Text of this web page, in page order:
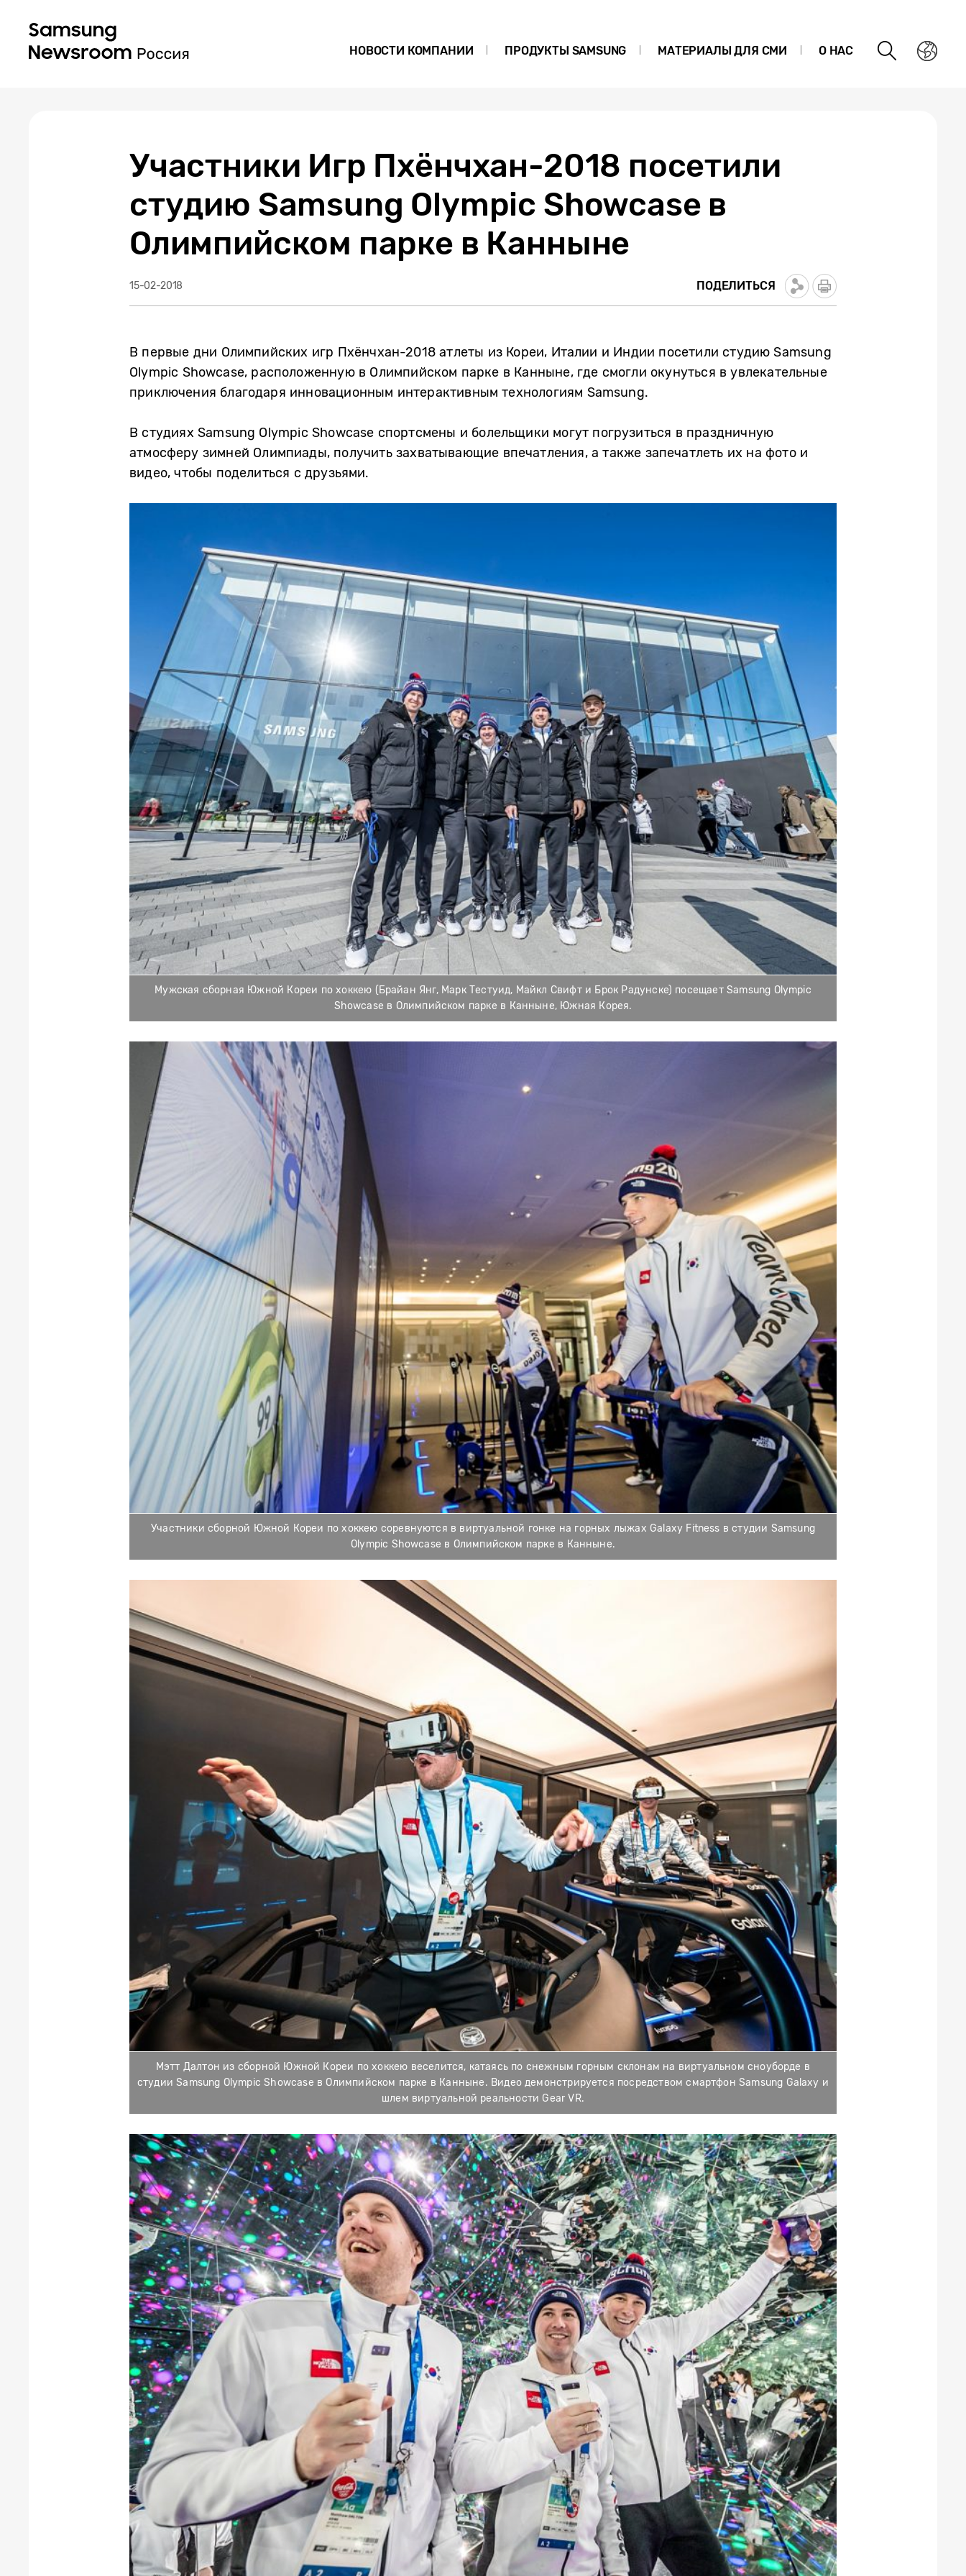
НОВОСТИ КОМПАНИИ ПРОДУКТЫ SAMSUNG МАТЕРИАЛЫ ДЛЯ СМИ О НАС
Участники Игр Пхёнчхан-2018 посетили
студию Samsung Olympic Showcase в
Олимпийском парке в Канныне
15-02-2018 ПОДЕЛИТЬСЯ
В первые дни Олимпийских игр Пхёнчхан-2018 атлеты из Кореи, Италии и Индии посетили студию Samsung
Olympic Showcase, расположенную в Олимпийском парке в Канныне, где смогли окунуться в увлекательные
приключения благодаря инновационным интерактивным технологиям Samsung.
В студиях Samsung Olympic Showcase спортсмены и болельщики могут погрузиться в праздничную
атмосферу зимней Олимпиады, получить захватывающие впечатления, а также запечатлеть их на фото и
видео, чтобы поделиться с друзьями.
Мужская сборная Южной Кореи по хоккею (Брайан Янг, Марк Тестуид, Майкл Свифт и Брок Радунске) посещает Samsung Olympic
Showcase в Олимпийском парке в Канныне, Южная Корея.
Участники сборной Южной Кореи по хоккею соревнуются в виртуальной гонке на горных лыжах Galaxy Fitness в студии Samsung
Olympic Showcase в Олимпийском парке в Канныне.
Мэтт Далтон из сборной Южной Кореи по хоккею веселится, катаясь по снежным горным склонам на виртуальном сноуборде в
студии Samsung Olympic Showcase в Олимпийском парке в Канныне. Видео демонстрируется посредством смартфон Samsung Galaxy и
шлем виртуальной реальности Gear VR.